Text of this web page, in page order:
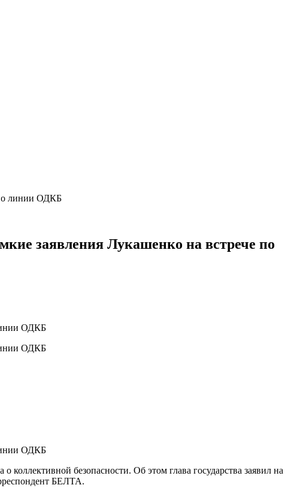
по линии ОДКБ
заявления Лукашенко на встрече по
безопасности. Об этом глава государства заявил на
БЕЛТА.